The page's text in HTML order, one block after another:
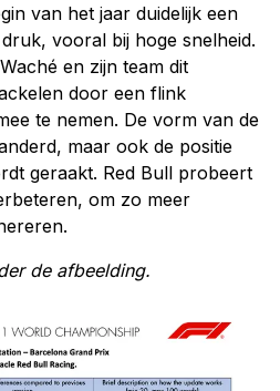
van het jaar duidelijk een
vooral bij hoge snelheid.
en zijn team dit
door een flink
te nemen. De vorm van de
maar ook de positie
geraakt. Red Bull probeert
om zo meer
de afbeelding.